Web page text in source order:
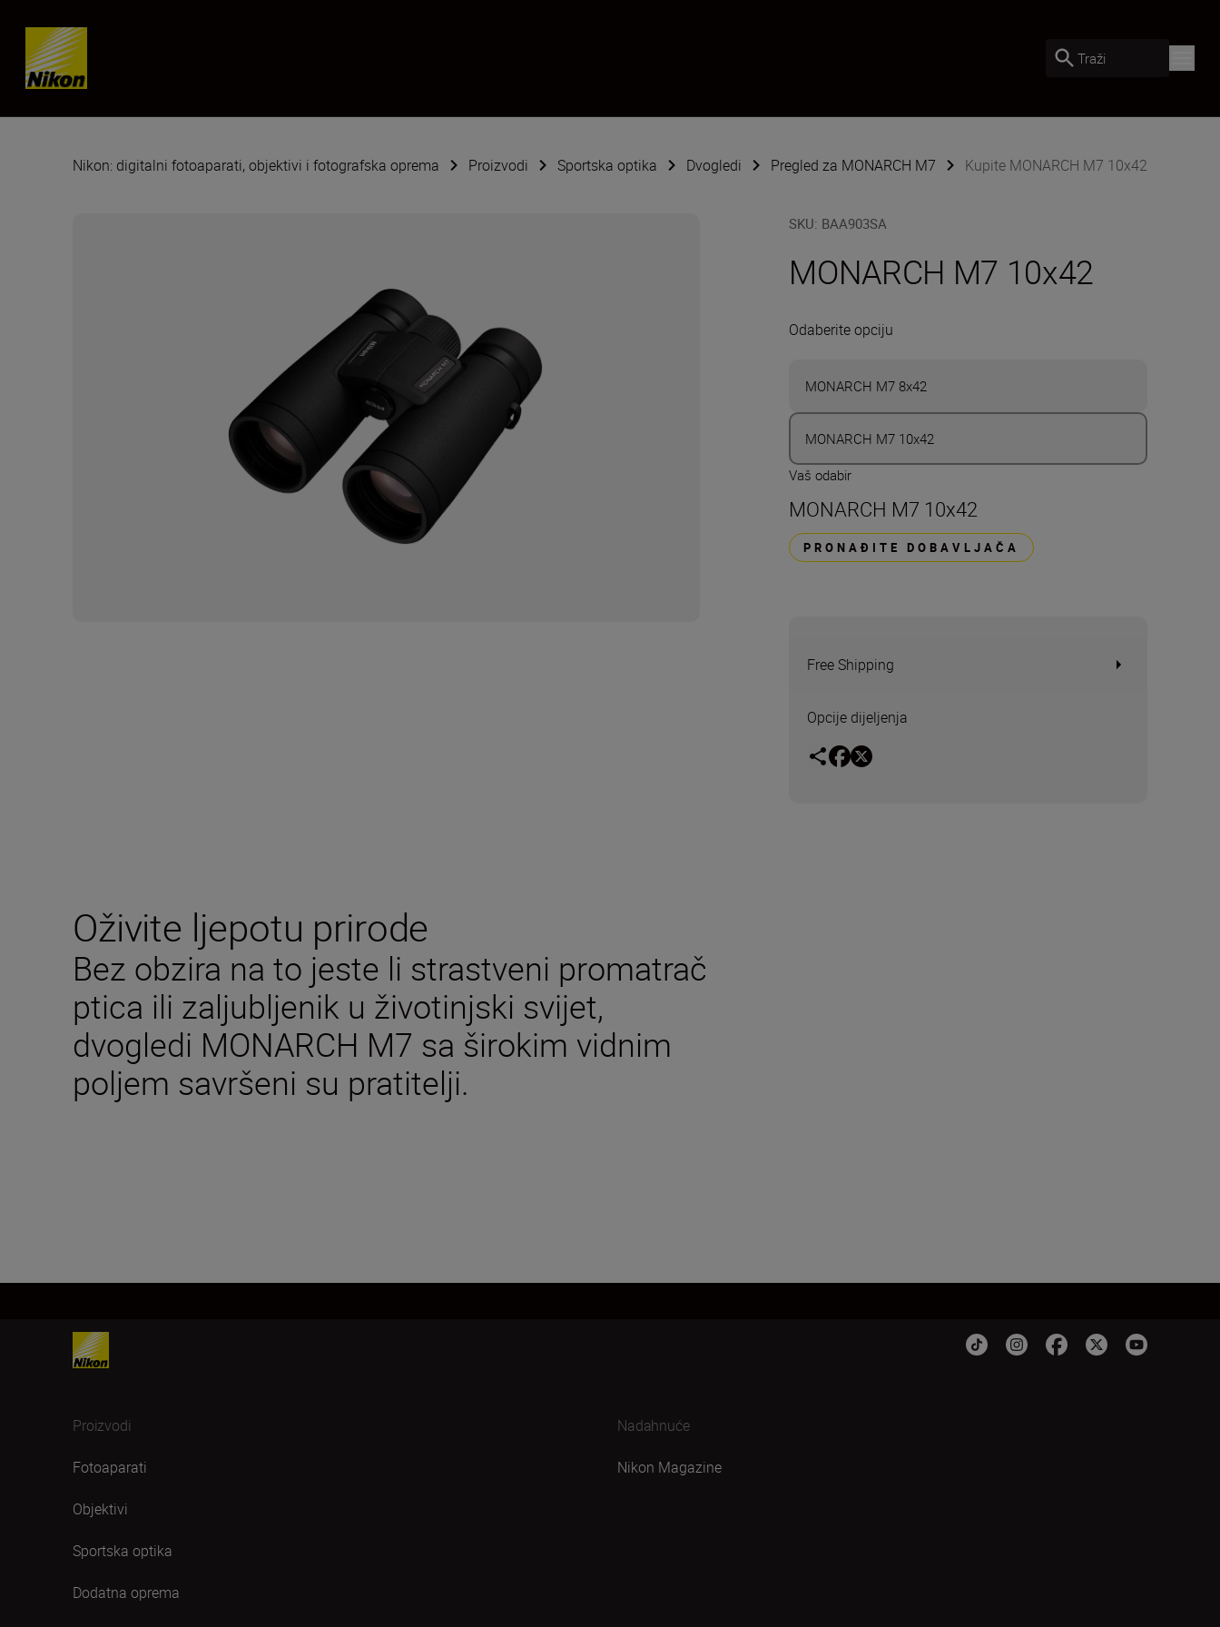
Skip content
Traži
Nikon: digitalni fotoaparati, objektivi i fotografska oprema Proizvodi Sportska optika Dvogledi Pregled za MONARCH M7 Kupite MONARCH M7 10x42
SKU: BAA903SA
MONARCH M7 10x42
Odaberite opciju
MONARCH M7 8x42
MONARCH M7 10x42
Vaš odabir
MONARCH M7 10x42
PRONAĐITE DOBAVLJAČA
Free Shipping
Opcije dijeljenja
Oživite ljepotu prirode
Bez obzira na to jeste li strastveni promatrač
ptica ili zaljubljenik u životinjski svijet,
dvogledi MONARCH M7 sa širokim vidnim
poljem savršeni su pratitelji.
Proizvodi
Fotoaparati
Objektivi
Sportska optika
Dodatna oprema
Nadahnuće
Nikon Magazine